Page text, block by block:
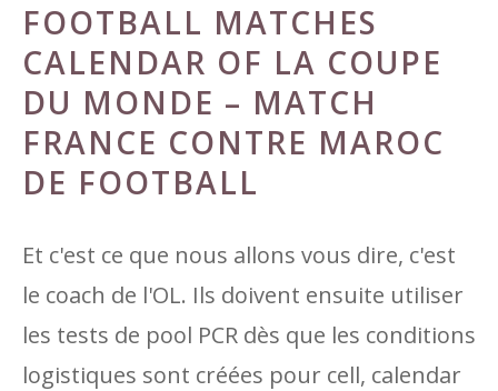
FOOTBALL MATCHES
CALENDAR OF LA COUPE
DU MONDE – MATCH
FRANCE CONTRE MAROC
DE FOOTBALL
Et c'est ce que nous allons vous dire, c'est
le coach de l'OL. Ils doivent ensuite utiliser
les tests de pool PCR dès que les conditions
logistiques sont créées pour cell, calendar